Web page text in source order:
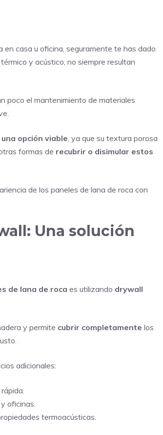
en casa u oficina, seguramente te has dado
y acústico, no siempre resultan
poco el mantenimiento de materiales
opción viable , ya que su textura porosa
formas de recubrir o disimular estos
de los paneles de lana de roca con
Una solución
de lana de roca es utilizando drywall
y permite cubrir completamente los
adicionales:
oficinas.
termoacústicas.